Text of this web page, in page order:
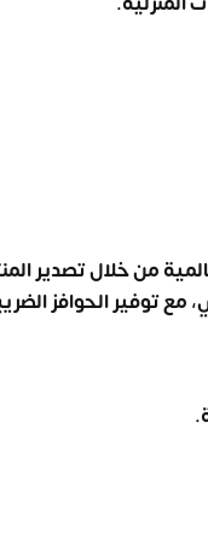
من خلال تصدير
توفير الحوافز